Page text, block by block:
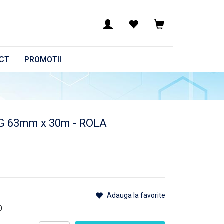
PROMOTII
63mm x 30m - ROLA
Adauga la favorite